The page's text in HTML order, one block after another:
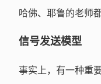
哈佛、耶鲁的老师
信号发送模型
事实上，有一种重